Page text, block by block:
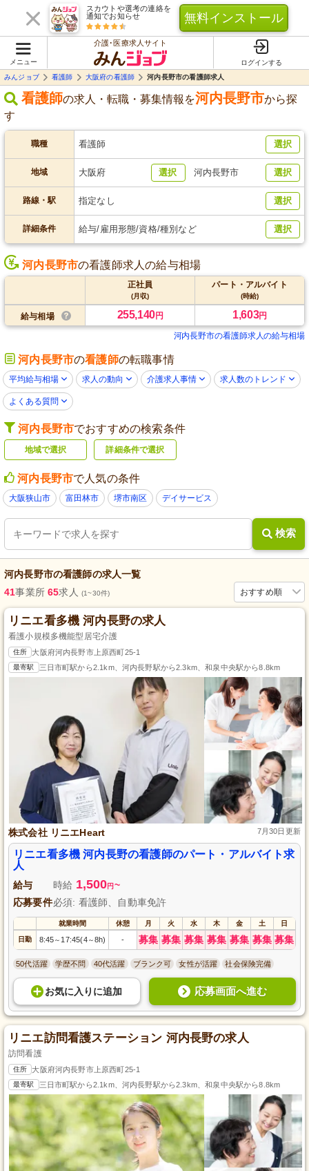
スカウトや選考の連絡を
通知でお知らせ
無料インストール
メニュー
介護･医療求人サイト
ログインする
みんジョブ
看護師 大阪府の看護師 河内長野市の看護師求人
看護師の求人・転職・募集情報を河内長野市から探
す
職種 看護師 選択
地域 大阪府 選択 河内長野市 選択
路線・駅 指定なし 選択
詳細条件 給与/雇用形態/資格/種別など 選択
河内長野市の看護師求人の給与相場
正社員
(月収)
パート・アルバイト
(時給)
給与相場 255,140円 1,603円
河内長野市の看護師求人の給与相場
河内長野市の看護師の転職事情
平均給与相場 求人の動向 介護求人事情 求人数のトレンド
よくある質問
河内長野市でおすすめの検索条件
地域で選択 詳細条件で選択
河内長野市で人気の条件
大阪狭山市 富田林市 堺市南区 デイサービス
検索
河内長野市の看護師の求人一覧
おすすめ順
41事業所 65求人 (1~30件)
リニエ看多機 河内長野の求人
看護小規模多機能型居宅介護
住所 大阪府河内長野市上原西町25-1
最寄駅 三日市町駅から2.1km、河内長野駅から2.3km、和泉中央駅から8.8km
株式会社 リニエHeart 7月30日更新
リニエ看多機 河内長野の看護師のパート・アルバイト求
人
給与 時給 1,500円 ~
応募要件必須: 看護師、自動車免許
就業時間 休憩 月 火 水 木 金 土 日
日勤 8:45～ 17:45(4～8h) - 募集 募集 募集 募集 募集 募集 募集
50代活躍 学歴不問 40代活躍 ブランク可 女性が活躍 社会保険完備
お気に入り に追加 応募画面へ進む
リニエ訪問看護ステーション 河内長野の求人
訪問看護
住所 大阪府河内長野市上原西町25-1
最寄駅 三日市町駅から2.1km、河内長野駅から2.3km、和泉中央駅から8.8km